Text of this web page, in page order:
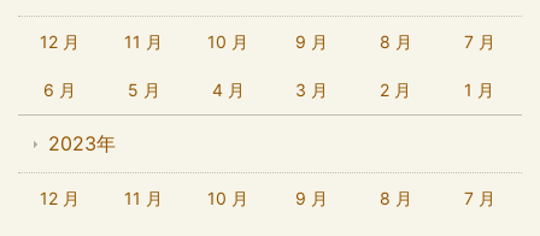
12 月 11 月 10 月 9 月 8 月 7 月
6 月 5 月 4 月 3 月 2 月 1 月
2023年
12 月 11 月 10 月 9 月 8 月 7 月